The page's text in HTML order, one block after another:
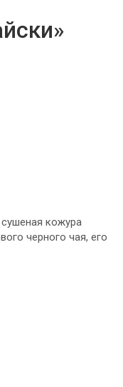
кожура
черного чая, его